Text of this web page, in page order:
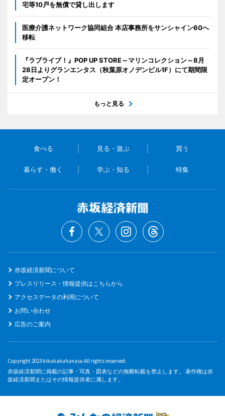
宅等10戸を無償で貸し出します
医療介護ネットワーク協同組合 本店事務所をサンシャイン60へ
移転
『ラブライブ！』POP UP STORE～マリンコレクション～8月
28日よりグランエンタス（秋葉原オノデンビル1F）にて期間限
定オープン！
もっと見る
食べる 見る・遊ぶ 買う
暮らす・働く 学ぶ・知る 特集
赤坂経済新聞について
プレスリリース・情報提供はこちらから
アクセスデータの利用について
お問い合わせ
広告のご案内
Copyright 2023 kikukakuhanasu All rights reserved.
赤坂経済新聞に掲載の記事・写真・図表などの無断転載を禁止します。 著作権は赤
坂経済新聞またはその情報提供者に属します。